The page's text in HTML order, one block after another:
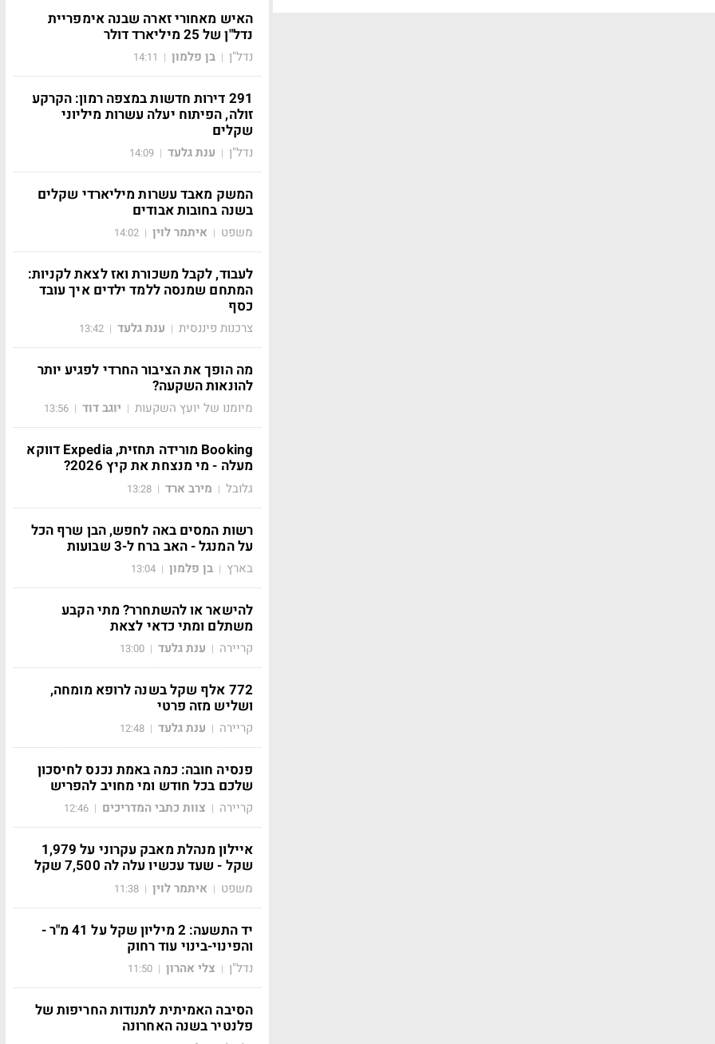
האיש מאחורי זארה שבנה אימפריית
נדל"ן של 25 מיליארד דולר
נדל"ן | בן פלמון |
14:11
291 דירות חדשות במצפה רמון: הקרקע
זולה, הפיתוח יעלה עשרות מיליוני
שקלים
נדל"ן | ענת גלעד |
14:09
המשק מאבד עשרות מיליארדי שקלים
בשנה בחובות אבודים
משפט | איתמר לוין |
14:02
לעבוד, לקבל משכורת ואז לצאת לקניות:
המתחם שמנסה ללמד ילדים איך עובד
כסף
צרכנות פיננסית | ענת גלעד |
13:42
מה הופך את הציבור החרדי לפגיע יותר
להונאות השקעה?
מיומנו של יועץ השקעות | יוגב דוד |
13:56
Booking מורידה תחזית, Expedia דווקא
מעלה - מי מנצחת את קיץ 2026?
גלובל | מירב ארד |
13:28
רשות המסים באה לחפש, הבן שרף הכל
על המנגל - האב ברח ל-3 שבועות
בארץ | בן פלמון |
13:04
להישאר או להשתחרר? מתי הקבע
משתלם ומתי כדאי לצאת
קריירה | ענת גלעד |
13:00
772 אלף שקל בשנה לרופא מומחה,
ושליש מזה פרטי
קריירה | ענת גלעד |
12:48
פנסיה חובה: כמה באמת נכנס לחיסכון
שלכם בכל חודש ומי מחויב להפריש
קריירה | צוות כתבי המדריכים |
12:46
איילון מנהלת מאבק עקרוני על 1,979
שקל - שעד עכשיו עלה לה 7,500 שקל
משפט | איתמר לוין |
11:38
יד התשעה: 2 מיליון שקל על 41 מ"ר -
והפינוי-בינוי עוד רחוק
נדל"ן | צלי אהרון |
11:50
הסיבה האמיתית לתנודות החריפות של
פלנטיר בשנה האחרונה